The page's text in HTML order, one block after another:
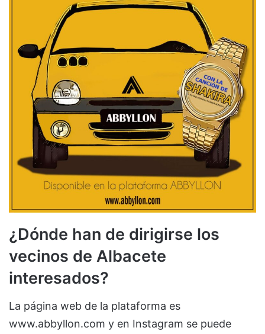
¿Dónde han de dirigirse los
vecinos de Albacete
interesados?
La página web de la plataforma es
www.abbyllon.com y en Instagram se puede